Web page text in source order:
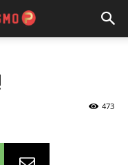
473